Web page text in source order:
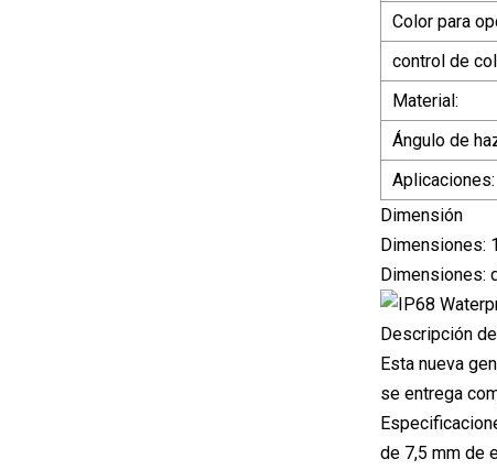
Color para
control de
Material:
Ángulo de
Aplicaciones:
Dimensión
Dimensiones:
Dimensiones:
Descripción
Esta nueva
se entrega
de 7,5 mm de